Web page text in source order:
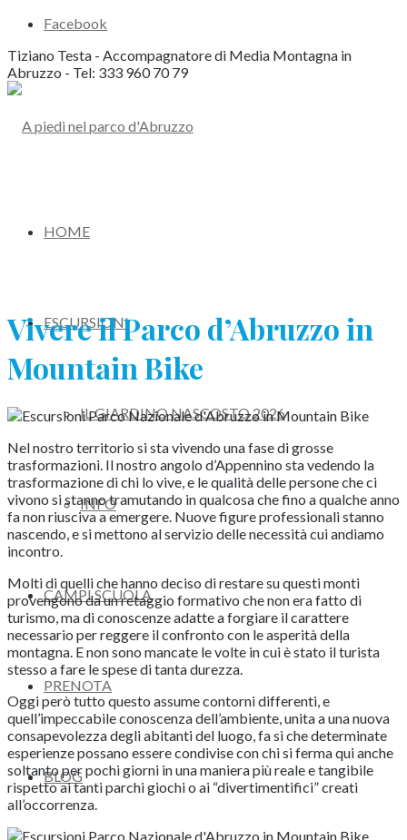
Facebook
Tiziano Testa - Accompagnatore di Media Montagna in
Abruzzo - Tel: 333 960 70 79
HOME
ESCURSIONI
IL GIARDINO NASCOSTO 2026
INFO
CAMPI SCUOLA
PRENOTA
BLOG
Vivere il Parco d’Abruzzo in
Mountain Bike
Nel nostro territorio si sta vivendo una fase di grosse
trasformazioni. Il nostro angolo d’Appennino sta vedendo la
trasformazione di chi lo vive, e le qualità delle persone che ci
vivono si stanno tramutando in qualcosa che fino a qualche anno
fa non riusciva a emergere. Nuove figure professionali stanno
nascendo, e si mettono al servizio delle necessità cui andiamo
incontro.
Molti di quelli che hanno deciso di restare su questi monti
provengono da un retaggio formativo che non era fatto di
turismo, ma di conoscenze adatte a forgiare il carattere
necessario per reggere il confronto con le asperità della
montagna. E non sono mancate le volte in cui è stato il turista
stesso a fare le spese di tanta durezza.
Oggi però tutto questo assume contorni differenti, e
quell’impeccabile conoscenza dell’ambiente, unita a una nuova
consapevolezza degli abitanti del luogo, fa sì che determinate
esperienze possano essere condivise con chi si ferma qui anche
soltanto per pochi giorni in una maniera più reale e tangibile
rispetto ai tanti parchi giochi o ai “divertimentifici” creati
all’occorrenza.